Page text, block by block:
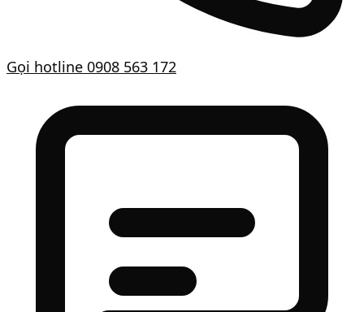
Gọi hotline 0908 563 172